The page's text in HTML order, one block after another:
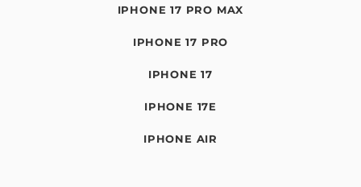
IPHONE 17 PRO MAX
IPHONE 17 PRO
IPHONE 17
IPHONE 17E
IPHONE AIR